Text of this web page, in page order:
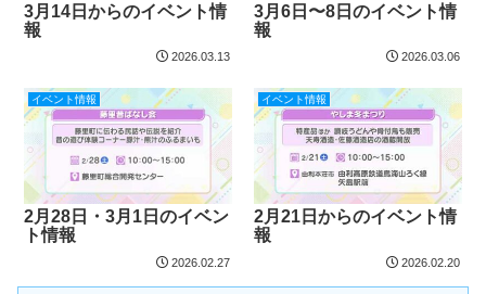
3月14日からのイベント情
報
2026.03.13
3月6日〜8日のイベント情
報
2026.03.06
イベント情報
2月28日・3月1日のイベン
ト情報
2026.02.27
イベント情報
2月21日からのイベント情
報
2026.02.20